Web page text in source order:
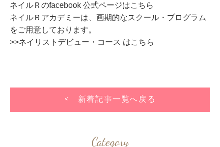
ネイルＲのfacebook 公式ページはこちら
ネイルＲアカデミーは、画期的なスクール・プログラム
をご用意しております。
>>ネイリストデビュー・コース はこちら
< 新着記事一覧へ戻る
Category